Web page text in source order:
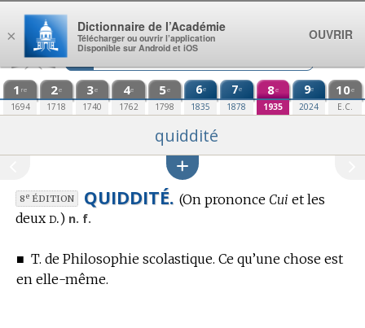
Aller au contenu
1 re
1694
2e
1718
3e
1740
4e
1762
5e
1798
6e
1835
7e
1878
8e
1935
9e
2024
10e
E.C.
quiddité
8eÉDITION QUIDDITÉ. (On prononce Cui et les
deux d.) n. f.
■ T. de Philosophie scolastique. Ce qu’une chose est
en elle-même.
×
Dictionnaire de l’Académie
Télécharger ou ouvrir l’application
Disponible sur Android et iOS
OUVRIR